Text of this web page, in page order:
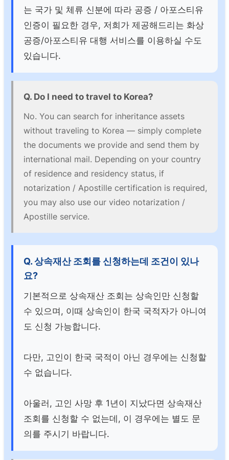
는 국가 및 체류 신분에 따라 공증 / 아포스티유
인증이 필요한 경우, 저희가 제공해드리는 화상
공증/아포스티유 대행 서비스를 이용하실 수도
있습니다.
Q. Do I need to travel to Korea?
No. You can search for inheritance assets
without traveling to Korea — simply complete
the documents we provide and send them by
international mail. Depending on your country
of residence and residency status, if
notarization / Apostille certification is required,
you may also use our video notarization /
Apostille service.
Q. 상속재산 조회를 신청하는데 조건이 있나
요?
기본적으로 상속재산 조회는 상속인만 신청할
수 있으며, 이때 상속인이 한국 국적자가 아니여
도 신청 가능합니다.
다만, 고인이 한국 국적이 아닌 경우에는 신청할
수 없습니다.
아울러, 고인 사망 후 1년이 지났다면 상속재산
조회를 신청할 수 없는데, 이 경우에는 별도 문
의를 주시기 바랍니다.